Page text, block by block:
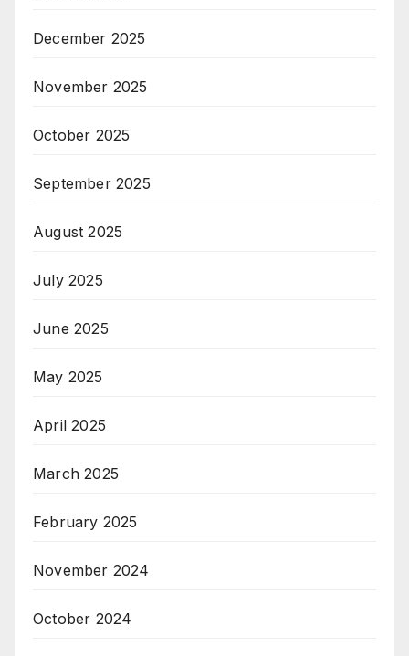
December 2025
November 2025
October 2025
September 2025
August 2025
July 2025
June 2025
May 2025
April 2025
March 2025
February 2025
November 2024
October 2024